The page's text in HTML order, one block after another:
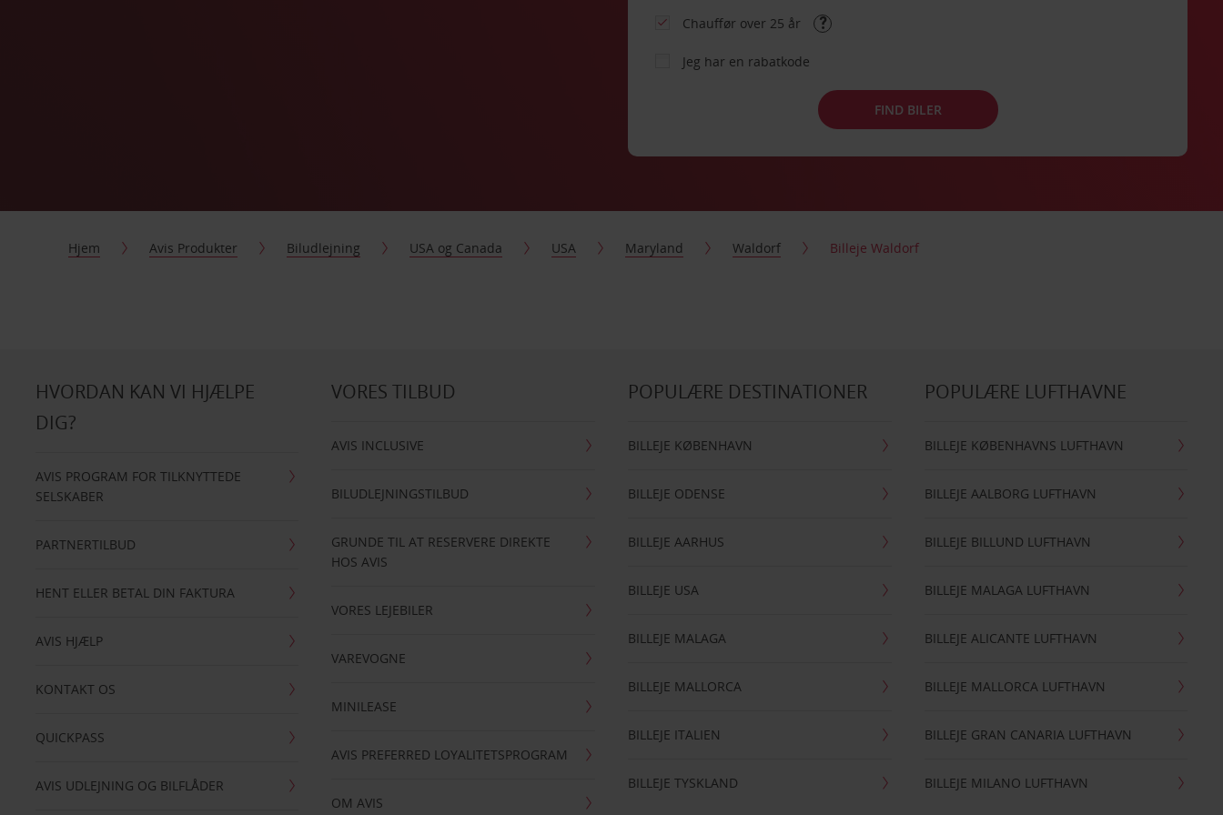
Chauffør over 25 år
Jeg har en rabatkode
FIND BILER
Hjem Avis Produkter Biludlejning USA og Canada USA Maryland Waldorf Billeje Waldorf
HVORDAN KAN VI HJÆLPE
DIG?
AVIS PROGRAM FOR TILKNYTTEDE
SELSKABER
PARTNERTILBUD
HENT ELLER BETAL DIN FAKTURA
AVIS HJÆLP
KONTAKT OS
QUICKPASS
AVIS UDLEJNING OG BILFLÅDER
VORES TILBUD
AVIS INCLUSIVE
BILUDLEJNINGSTILBUD
GRUNDE TIL AT RESERVERE DIREKTE
HOS AVIS
VORES LEJEBILER
VAREVOGNE
MINILEASE
AVIS PREFERRED LOYALITETSPROGRAM
OM AVIS
POPULÆRE DESTINATIONER
BILLEJE KØBENHAVN
BILLEJE ODENSE
BILLEJE AARHUS
BILLEJE USA
BILLEJE MALAGA
BILLEJE MALLORCA
BILLEJE ITALIEN
BILLEJE TYSKLAND
POPULÆRE LUFTHAVNE
BILLEJE KØBENHAVNS LUFTHAVN
BILLEJE AALBORG LUFTHAVN
BILLEJE BILLUND LUFTHAVN
BILLEJE MALAGA LUFTHAVN
BILLEJE ALICANTE LUFTHAVN
BILLEJE MALLORCA LUFTHAVN
BILLEJE GRAN CANARIA LUFTHAVN
BILLEJE MILANO LUFTHAVN